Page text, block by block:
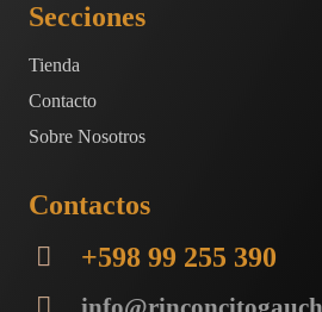
Secciones
Tienda
Contacto
Sobre Nosotros
Contactos
+598 99 255 390